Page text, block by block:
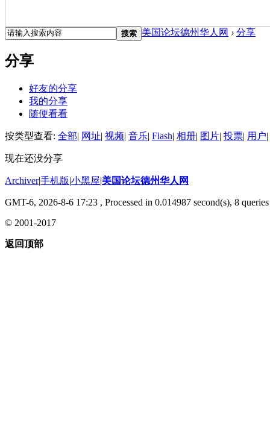
搜索 美国论坛德州华人网 › 分享
分享
好友的分享
我的分享
随便看看
按类型查看: 全部| 网址| 视频| 音乐| Flash| 相册| 图片| 投票| 用户|
现在还没分享
Archiver|手机版|小黑屋|美国论坛德州华人网
GMT-6, 2026-8-6 17:23 , Processed in 0.014987 second(s), 8
© 2001-2017
返回顶部